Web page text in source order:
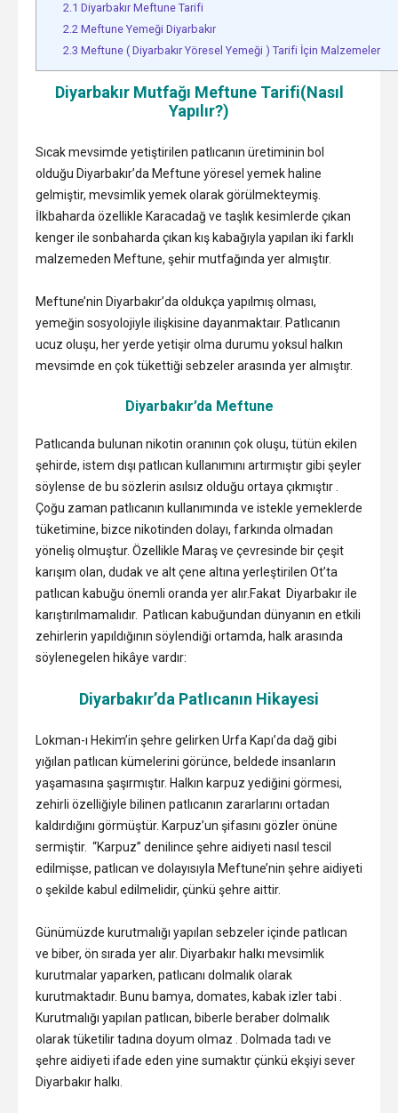
2.1 Diyarbakır Meftune Tarifi
2.2Meftune Yemeği Diyarbakır
2.3 Meftune ( Diyarbakır Yöresel Yemeği ) Tarifi İçin Malzemeler
Diyarbakır Mutfağı Meftune Tarifi(Nasıl
Yapılır?)
Sıcak mevsimde yetiştirilen patlıcanın üretiminin bol
olduğu Diyarbakır’da Meftune yöresel yemek haline
gelmiştir, mevsimlik yemek olarak görülmekteymiş.
İlkbaharda özellikle Karacadağ ve taşlık kesimlerde çıkan
kenger ile sonbaharda çıkan kış kabağıyla yapılan iki farklı
malzemeden Meftune, şehir mutfağında yer almıştır.
Meftune’nin Diyarbakır’da oldukça yapılmış olması,
yemeğin sosyolojiyle ilişkisine dayanmaktaır. Patlıcanın
ucuz oluşu, her yerde yetişir olma durumu yoksul halkın
mevsimde en çok tükettiği sebzeler arasında yer almıştır.
Diyarbakır’da Meftune
Patlıcanda bulunan nikotin oranının çok oluşu, tütün ekilen
şehirde, istem dışı patlıcan kullanımını artırmıştır gibi şeyler
söylense de bu sözlerin asılsız olduğu ortaya çıkmıştır .
Çoğu zaman patlıcanın kullanımında ve istekle yemeklerde
tüketimine, bizce nikotinden dolayı, farkında olmadan
yöneliş olmuştur. Özellikle Maraş ve çevresinde bir çeşit
karışım olan, dudak ve alt çene altına yerleştirilen Ot’ta
patlıcan kabuğu önemli oranda yer alır.Fakat Diyarbakır ile
karıştırılmamalıdır. Patlıcan kabuğundan dünyanın en etkili
zehirlerin yapıldığının söylendiği ortamda, halk arasında
söylenegelen hikâye vardır:
Diyarbakır’da Patlıcanın Hikayesi
Lokman-ı Hekim’in şehre gelirken Urfa Kapı’da dağ gibi
yığılan patlıcan kümelerini görünce, beldede insanların
yaşamasına şaşırmıştır. Halkın karpuz yediğini görmesi,
zehirli özelliğiyle bilinen patlıcanın zararlarını ortadan
kaldırdığını görmüştür. Karpuz’un şifasını gözler önüne
sermiştir. “Karpuz” denilince şehre aidiyeti nasıl tescil
edilmişse, patlıcan ve dolayısıyla Meftune’nin şehre aidiyeti
o şekilde kabul edilmelidir, çünkü şehre aittir.
Günümüzde kurutmalığı yapılan sebzeler içinde patlıcan
ve biber, ön sırada yer alır. Diyarbakır halkı mevsimlik
kurutmalar yaparken, patlıcanı dolmalık olarak
kurutmaktadır. Bunu bamya, domates, kabak izler tabi .
Kurutmalığı yapılan patlıcan, biberle beraber dolmalık
olarak tüketilir tadına doyum olmaz . Dolmada tadı ve
şehre aidiyeti ifade eden yine sumaktır çünkü ekşiyi sever
Diyarbakır halkı.